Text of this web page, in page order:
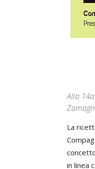
Alla
La
in linea